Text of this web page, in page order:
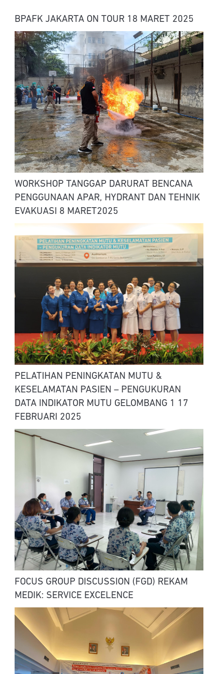
BPAFK JAKARTA ON TOUR 18 MARET 2025
WORKSHOP TANGGAP DARURAT BENCANA
PENGGUNAAN APAR, HYDRANT DAN TEHNIK
EVAKUASI 8 MARET2025
PELATIHAN PENINGKATAN MUTU &
KESELAMATAN PASIEN – PENGUKURAN
DATA INDIKATOR MUTU GELOMBANG 1 17
FEBRUARI 2025
FOCUS GROUP DISCUSSION (FGD) REKAM
MEDIK: SERVICE EXCELENCE